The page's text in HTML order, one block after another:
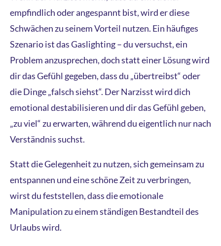
empfindlich oder angespannt bist, wird er diese
Schwächen zu seinem Vorteil nutzen. Ein häufiges
Szenario ist das Gaslighting – du versuchst, ein
Problem anzusprechen, doch statt einer Lösung wird
dir das Gefühl gegeben, dass du „übertreibst“ oder
die Dinge „falsch siehst“. Der Narzisst wird dich
emotional destabilisieren und dir das Gefühl geben,
„zu viel“ zu erwarten, während du eigentlich nur nach
Verständnis suchst.
Statt die Gelegenheit zu nutzen, sich gemeinsam zu
entspannen und eine schöne Zeit zu verbringen,
wirst du feststellen, dass die emotionale
Manipulation zu einem ständigen Bestandteil des
Urlaubs wird.